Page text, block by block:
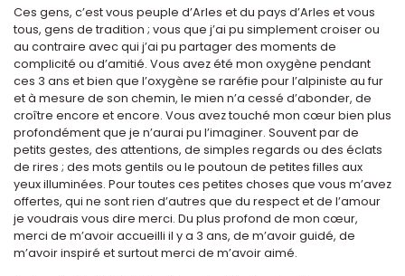
Ces gens, c’est vous peuple d’Arles et du pays d’Arles et vous
tous, gens de tradition ; vous que j’ai pu simplement croiser ou
au contraire avec qui j’ai pu partager des moments de
complicité ou d’amitié. Vous avez été mon oxygène pendant
ces 3 ans et bien que l’oxygène se raréfie pour l’alpiniste au fur
et à mesure de son chemin, le mien n’a cessé d’abonder, de
croître encore et encore. Vous avez touché mon cœur bien plus
profondément que je n’aurai pu l’imaginer. Souvent par de
petits gestes, des attentions, de simples regards ou des éclats
de rires ; des mots gentils ou le poutoun de petites filles aux
yeux illuminées. Pour toutes ces petites choses que vous m’avez
offertes, qui ne sont rien d’autres que du respect et de l’amour
je voudrais vous dire merci. Du plus profond de mon cœur,
merci de m’avoir accueilli il y a 3 ans, de m’avoir guidé, de
m’avoir inspiré et surtout merci de m’avoir aimé.